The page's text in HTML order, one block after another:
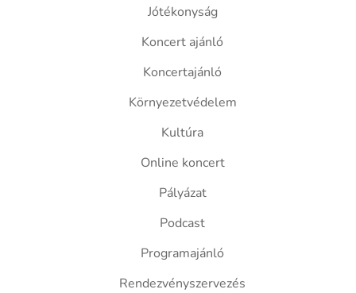
Jótékonyság
Koncert ajánló
Koncertajánló
Környezetvédelem
Kultúra
Online koncert
Pályázat
Podcast
Programajánló
Rendezvényszervezés